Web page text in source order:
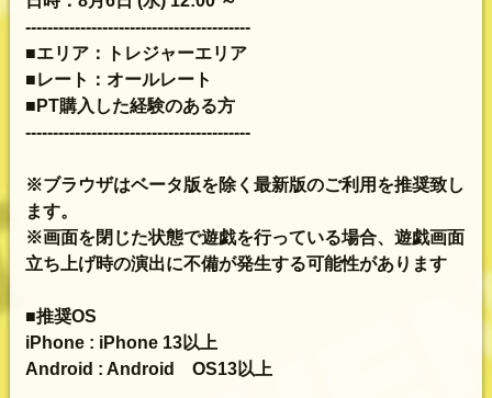
-----------------------------------------
■エリア：トレジャーエリア
■レート：オールレート
■PT購入した経験のある方
-----------------------------------------
※ブラウザはベータ版を除く最新版のご利用を推奨致し
ます。
※画面を閉じた状態で遊戯を行っている場合、遊戯画面
立ち上げ時の演出に不備が発生する可能性があります
■推奨OS
iPhone : iPhone 13以上
Android : Android OS13以上